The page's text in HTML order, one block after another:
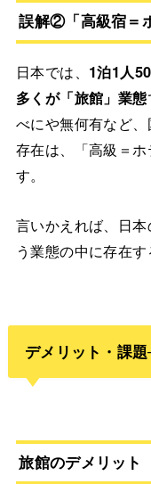
誤解②「高級宿＝
日本では、 1泊1人
多くが「旅館」業態
べにや無何有など
存在は、「高級＝
す。
言いかえれば、日
う業態の中に存在
デメリット・課
旅館のデメリット